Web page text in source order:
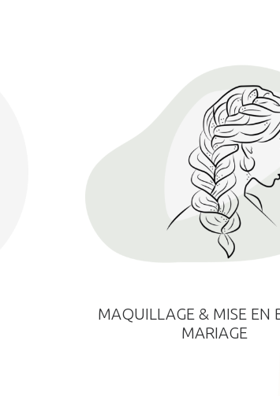
MAQUILLAGE & MISE EN
MARIAGE